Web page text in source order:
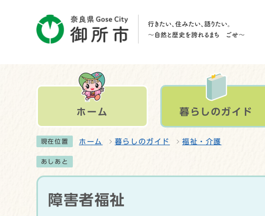
ホーム 暮らしのガイド
現在位置 ホーム 暮らしのガイド 福祉・介護
あしあと
障害者福祉